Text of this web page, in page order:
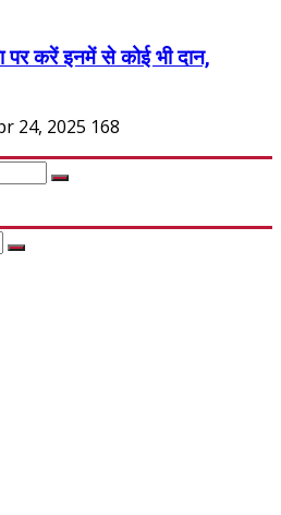
पर करें इनमें से कोई भी दान,
24, 2025 168